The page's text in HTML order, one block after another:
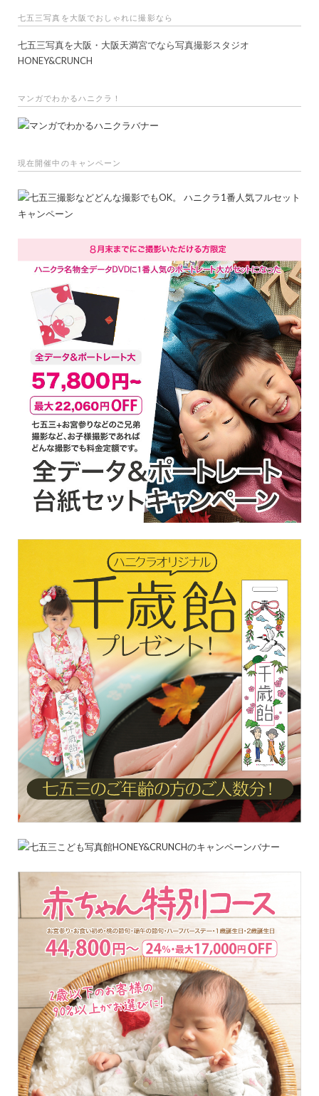
七五三写真を大阪でおしゃれに撮影なら
七五三写真を大阪・大阪天満宮でなら写真撮影スタジオ
HONEY&CRUNCH
マンガでわかるハニクラ！
現在開催中のキャンペーン